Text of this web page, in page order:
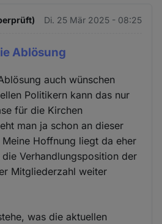
Di. 25 Mär 2025 - 08:25
Ablösung
auch wünschen
Politikern kann das nur
für die Kirchen
man ja schon an dieser
Hoffnung liegt da eher
Verhandlungsposition der
Mitgliederzahl weiter
was die aktuellen